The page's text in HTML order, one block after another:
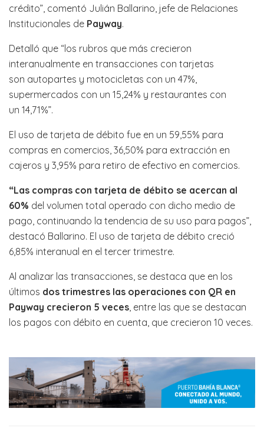
crédito”, comentó Julián Ballarino, jefe de Relaciones
Institucionales de Payway.
Detalló que “los rubros que más crecieron
interanualmente en transacciones con tarjetas
son autopartes y motocicletas con un 47%,
supermercados con un 15,24% y restaurantes con
un 14,71%”.
El uso de tarjeta de débito fue en un 59,55% para
compras en comercios, 36,50% para extracción en
cajeros y 3,95% para retiro de efectivo en comercios.
“Las compras con tarjeta de débito se acercan al
60% del volumen total operado con dicho medio de
pago, continuando la tendencia de su uso para pagos”,
destacó Ballarino. El uso de tarjeta de débito creció
6,85% interanual en el tercer trimestre.
Al analizar las transacciones, se destaca que en los
últimos dos trimestres las operaciones con QR en
Payway crecieron 5 veces , entre las que se destacan
los pagos con débito en cuenta, que crecieron 10 veces.